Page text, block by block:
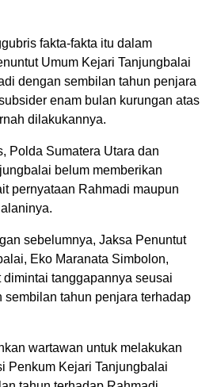
fakta-fakta itu dalam
Umum Kejari Tanjungbalai
dengan sembilan tahun penjara
enam bulan kurungan atas
dilakukannya.
Polda Sumatera Utara dan
belum memberikan
pernyataan Rahmadi maupun
sebelumnya, Jaksa Penuntut
Eko Maranata Simbolon,
tanggapannya seusai
sembilan tahun penjara terhadap
wartawan untuk melakukan
Penkum Kejari Tanjungbalai